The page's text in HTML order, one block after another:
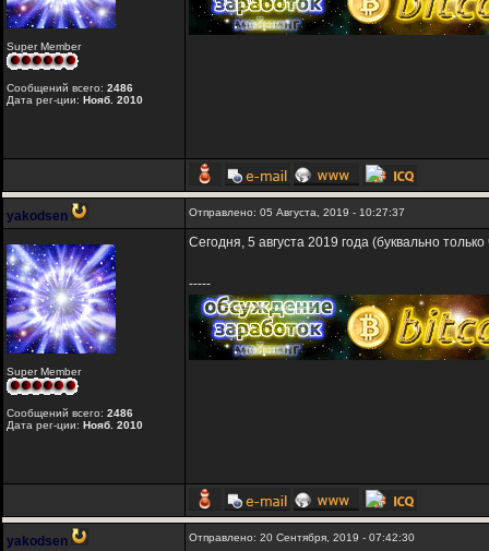
Super Member
Сообщений всего: 2486
Дата рег-ции: Нояб. 2010
yakodsen Отправлено: 05 Августа, 2019 - 10:27:37
Super Member
Сообщений всего: 2486
Дата рег-ции: Нояб. 2010
Сегодня, 5 августа 2019 года (буквально
-----
yakodsen Отправлено: 20 Сентября, 2019 - 07:42:30